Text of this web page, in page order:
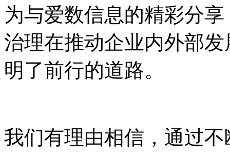
为与爱数信息的精彩分
治理在推动企业内外部
明了前行的道路。
我们有理由相信，通过